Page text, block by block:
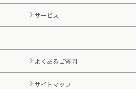
サービス
よくあるご質問
サイトマップ